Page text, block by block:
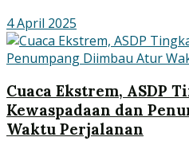
4 April 2025
Cuaca Ekstrem, ASDP
Kewaspadaan dan
Waktu Perjalanan